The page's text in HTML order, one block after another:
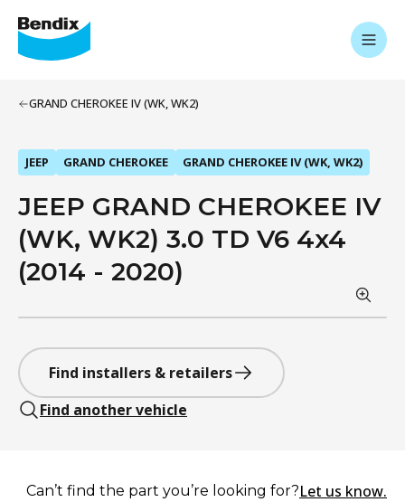
GRAND CHEROKEE IV (WK, WK2)
JEEP GRAND CHEROKEE GRAND CHEROKEE IV (WK, WK2)
JEEP GRAND CHEROKEE IV
(WK, WK2) 3.0 TD V6 4x4
(2014 - 2020)
Find installers & retailers
Find another vehicle
Can’t find the part you’re looking for?Let us know.